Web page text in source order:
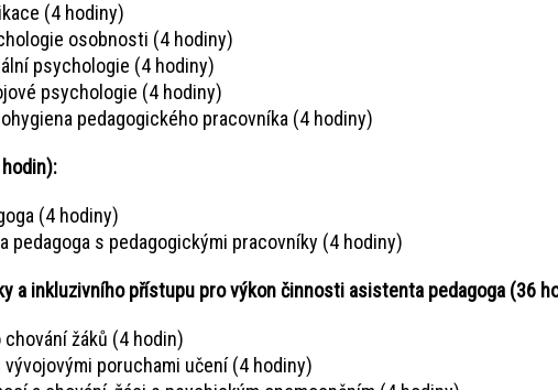
(4 hodiny)
osobnosti (4 hodiny)
psychologie (4 hodiny)
psychologie (4 hodiny)
pedagogického pracovníka (4 hodiny)
(4 hodiny)
pedagoga s pedagogickými pracovníky (4 hodiny)
a inkluzivního přístupu pro výkon činnosti asistenta pedagoga (36
žáků (4 hodin)
poruchami učení (4 hodiny)